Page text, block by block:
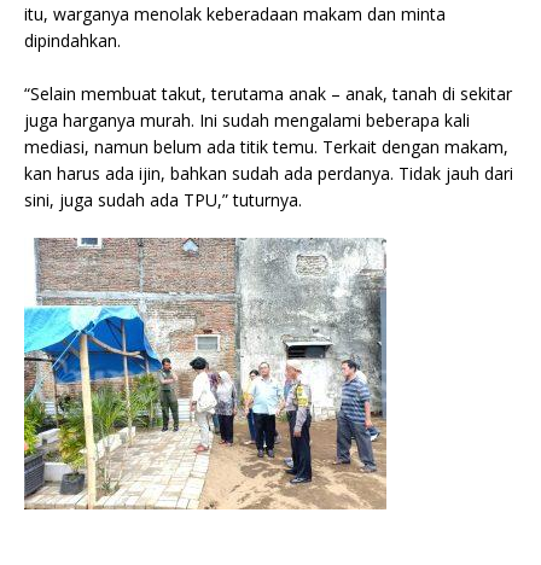
itu, warganya menolak keberadaan makam dan minta
dipindahkan.
“Selain membuat takut, terutama anak – anak, tanah di sekitar
juga harganya murah. Ini sudah mengalami beberapa kali
mediasi, namun belum ada titik temu. Terkait dengan makam,
kan harus ada ijin, bahkan sudah ada perdanya. Tidak jauh dari
sini, juga sudah ada TPU,” tuturnya.